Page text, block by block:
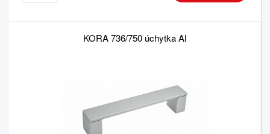
KORA 736/750 úchytka Al